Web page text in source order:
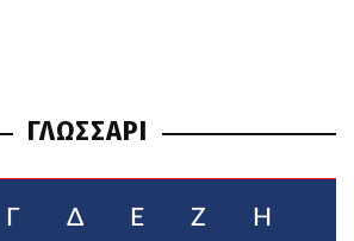
ΓΛΩΣΣΑΡΙ
Γ Δ Ε Ζ Η